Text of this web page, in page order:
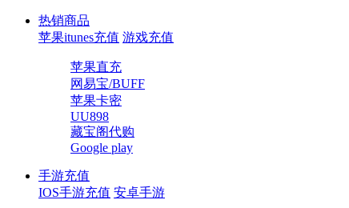
热销商品
苹果itunes充值 游戏充值
苹果直充
网易宝/BUFF
苹果卡密
UU898
藏宝阁代购
Google play
手游充值
IOS手游充值 安卓手游